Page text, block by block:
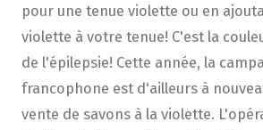
pour une tenue violette ou en
violette à votre tenue! C'est la
de l'épilepsie! Cette année, la
francophone est d'ailleurs à
vente de savons à la violette.